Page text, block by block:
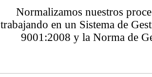
Normalizamos nuestros
trabajando en un Sistema de
9001:2008 y la Norma de